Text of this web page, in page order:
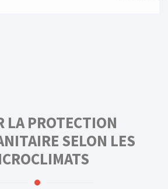
LA PROTECTION
SELON LES